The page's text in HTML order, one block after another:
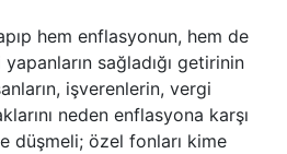
hem enflasyonun, hem de
sağladığı getirinin
işverenlerin, vergi
neden enflasyona karşı
düşmeli; özel fonları kime